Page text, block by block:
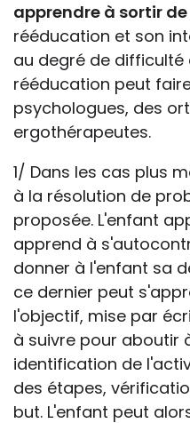
apprendre à sortir
rééducation et son
au degré de difficulté
rééducation peut
psychologues, des
ergothérapeutes.
1/ Dans les cas plus
à la résolution de
proposée. L'enfant
apprend à
donner à l'enfant sa
ce dernier peut
l'objectif, mise par
à suivre pour aboutir
identification de
des étapes,
but. L'enfant peut